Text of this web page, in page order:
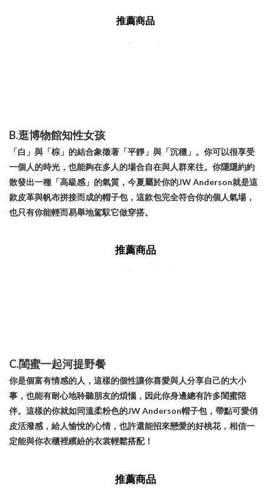
推薦商品
B.逛博物館知性女孩
「白」與「棕」的結合象徵著「平靜」與「沉穩」。你可以很享受
一個人的時光，也能夠在多人的場合自在與人群來往。你隱隱約約
散發出一種「高級感」的氣質，今夏屬於你的JW Anderson就是這
款皮革與帆布拼接而成的帽子包，這款包完全符合你的個人氣場，
也只有你能輕而易舉地駕馭它做穿搭。
推薦商品
C.閨蜜一起河提野餐
你是個富有情感的人，這樣的個性讓你喜愛與人分享自己的大小
事，也能有耐心地聆聽朋友的煩惱，因此你身邊總有許多閨蜜陪
伴。這樣的你就如同溫柔粉色的JW Anderson帽子包，帶點可愛俏
皮活潑感，給人愉悅的心情，也許還能招來戀愛的好桃花，相信一
定能與你衣櫃裡繽紛的衣裳輕鬆搭配！
推薦商品